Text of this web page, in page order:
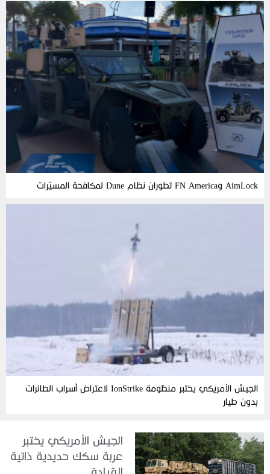
AimLock وFN America تطوران نظام Dune لمكافحة المسيّرات
الجيش الأمريكي يختبر منظومة IonStrike لاعتراض أسراب الطائرات
بدون طيار
الجيش الأمريكي يختبر
عربة سكك حديدية ذاتية